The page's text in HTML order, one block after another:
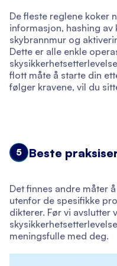
De fleste reglene koker
informasjon, hashing
skybrannmur og
Dette er alle enkle
flott måte å starte din
følger kravene, vil du
5 Beste
Det finnes andre måter
utenfor de spesifikke
dikterer. Før vi avslutter
meningsfulle med deg.